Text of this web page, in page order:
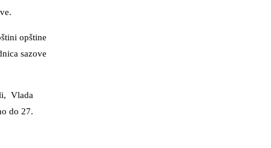
opštine
sazove
Vlada
do 27.